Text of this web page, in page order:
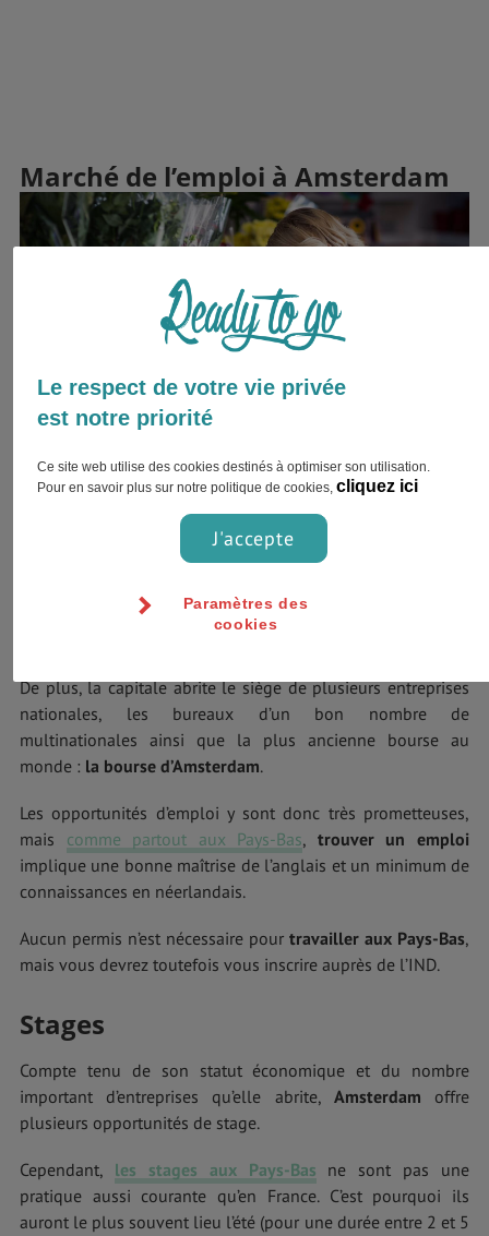
Marché de l’emploi à Amsterdam
La majorité des activités commerciales et financières de
toute la Hollande est concentréeà Amsterdam
que c’est le centre économique du pays. Mieux, la capitale a
Francfort et Bruxelles dans la liste des villes d’affaires en
De plus, la capitale abrite le siège de plusieurs entreprises
nationales, les bureaux d’un bon nombre de
multinationales ainsi que la plus ancienne bourse au
monde : la bourse d’Amsterdam.
Les opportunités d’emploi y sont donc très prometteuses,
mais comme partout aux Pays-Bas, trouver un emploi
implique une bonne maîtrise de l’anglais et un minimum de
connaissances en néerlandais.
Aucun permis n’est nécessaire pour travailler aux Pays-Bas,
mais vous devrez toutefois vous inscrire auprès de l’IND.
Stages
Compte tenu de son statut économique et du nombre
important d’entreprises qu’elle abrite, Amsterdam offre
plusieurs opportunités de stage.
Cependant, les stages aux Pays-Bas ne sont pas une
pratique aussi courante qu’en France. C’est pourquoi ils
auront le plus souvent lieu l’été (pour une durée entre 2 et 5
Le respect de votre vie privée
est notre priorité
Ce site web utilise des cookies destinés à optimiser son utilisation.
Pour en savoir plus sur notre politique de cookies, cliquez ici
J'accepte
Paramètres des
cookies